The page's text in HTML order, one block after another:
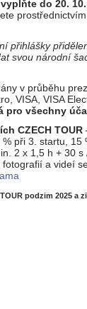
do 20. 10.
přihlášky
svou národní
v průběhu
VISA, VISA
pro všechny
CZECH TOUR
při 3. startu,
2 x 1,5 h + 30 s
a videí
podzim 2025 a